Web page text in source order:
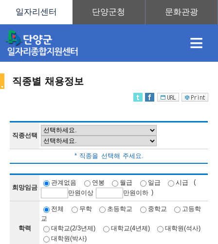
≡
보
보
련
우
내
직종별 채용정보
직종선택
* 직종을 선택해 주세요.
희망임금
관계없음 연봉 월급 일급 시급
(
만원이상 만원이하 )
학력
전체 무학 초등학교 중학교
고등학
교
대학교(2/3년제)
대학교(4년제)
대학원(석사)
대학원(박사)
채
용